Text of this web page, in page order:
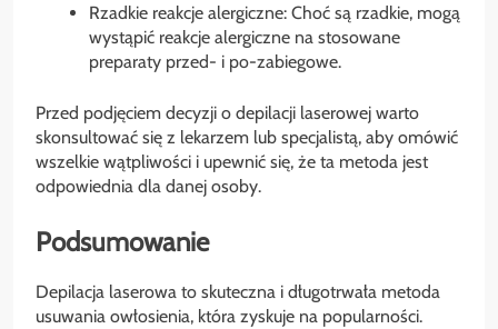
Rzadkie reakcje alergiczne: Choć są rzadkie, mogą
wystąpić reakcje alergiczne na stosowane
preparaty przed- i po-zabiegowe.
Przed podjęciem decyzji o depilacji laserowej warto
skonsultować się z lekarzem lub specjalistą, aby omówić
wszelkie wątpliwości i upewnić się, że ta metoda jest
odpowiednia dla danej osoby.
Podsumowanie
Depilacja laserowa to skuteczna i długotrwała metoda
usuwania owłosienia, która zyskuje na popularności.